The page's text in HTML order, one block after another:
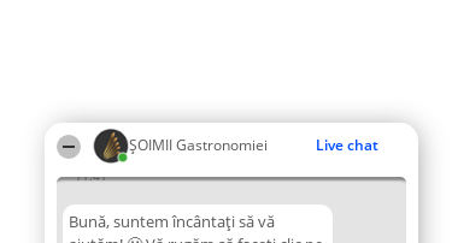
ȘOIMII Gastronomiei Live chat
11:41
Bună, suntem încântați să vă